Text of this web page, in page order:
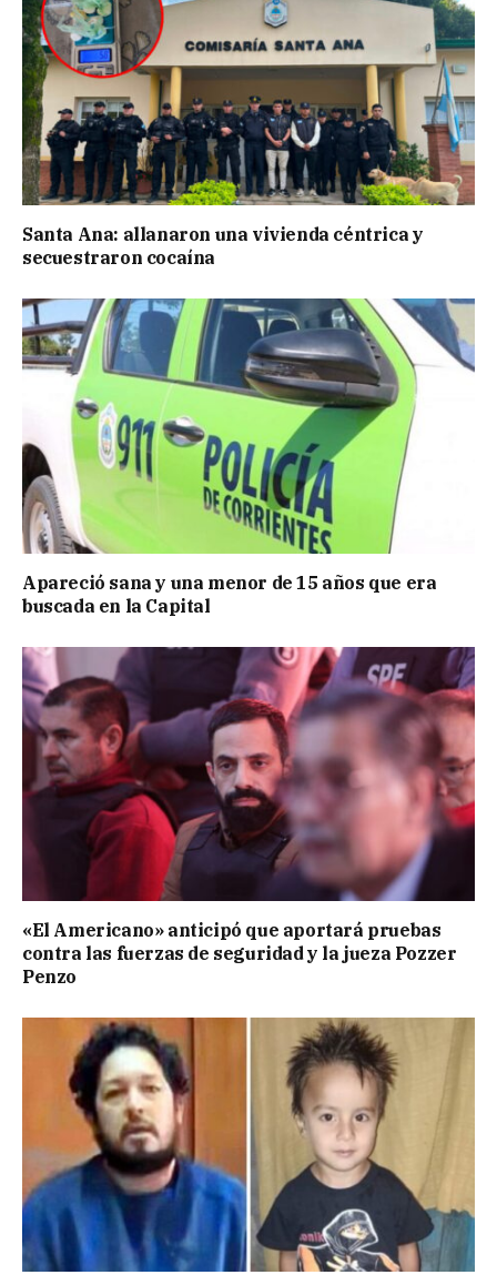
Santa Ana: allanaron una vivienda céntrica y
secuestraron cocaína
Apareció sana y una menor de 15 años que era
buscada en la Capital
«El Americano» anticipó que aportará pruebas
contra las fuerzas de seguridad y la jueza Pozzer
Penzo